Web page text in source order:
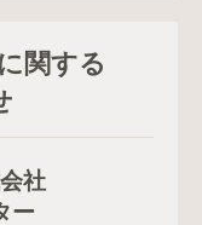
関する
社
ー